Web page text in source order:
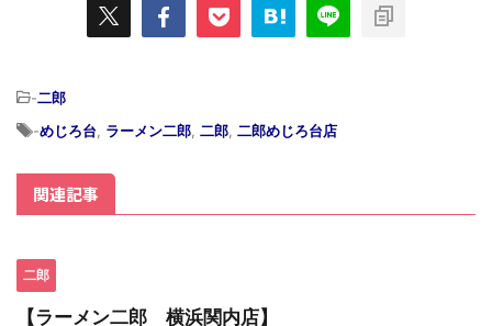
-二郎
-めじろ台 ラーメン二郎 二郎 二郎めじろ台店
関連記事
二郎
【ラーメン二郎 横浜関内店】